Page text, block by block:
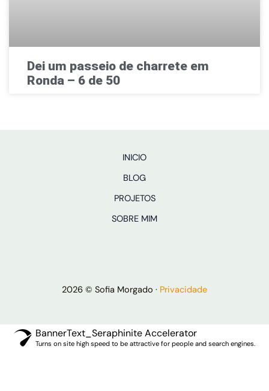
Dei um passeio de charrete em
Ronda – 6 de 50
INICIO
BLOG
PROJETOS
SOBRE MIM
2026 © Sofia Morgado · Privacidade
BannerText_Seraphinite Accelerator
Turns on site high speed to be attractive for people and search engines.